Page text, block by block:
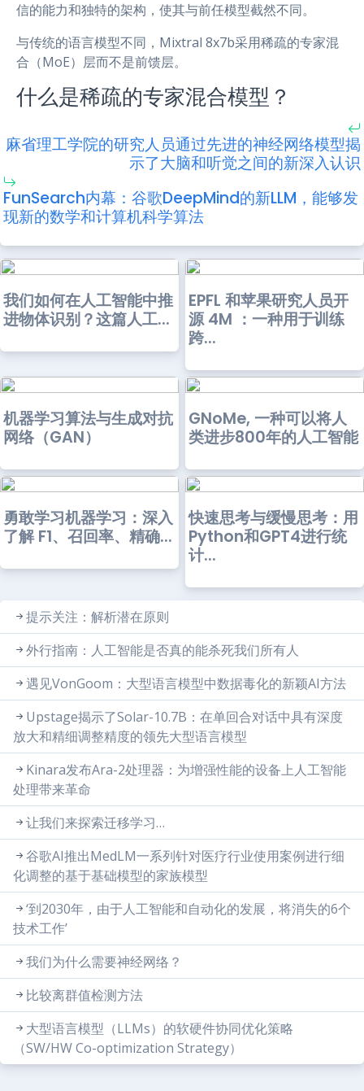
信的能力和独特的架构，使其与前任模型截然不同。
与传统的语言模型不同，Mixtral 8x7b采用稀疏的专家混
合（MoE）层而不是前馈层。
什么是稀疏的专家混合模型？
麻省理工学院的研究人员通过先进的神经网络模型揭
示了大脑和听觉之间的新深入认识
FunSearch内幕：谷歌DeepMind的新LLM，能够发
现新的数学和计算机科学算法
我们如何在人工智能中推
进物体识别？这篇人工...
EPFL 和苹果研究人员开
源 4M ：一种用于训练
跨...
机器学习算法与生成对抗
网络（GAN）
GNoMe, 一种可以将人
类进步800年的人工智能
勇敢学习机器学习：深入
了解 F1、召回率、精确...
快速思考与缓慢思考：用
Python和GPT4进行统
计...
提示关注：解析潜在原则
外行指南：人工智能是否真的能杀死我们所有人
遇见VonGoom：大型语言模型中数据毒化的新颖AI方法
Upstage揭示了Solar-10.7B：在单回合对话中具有深度
放大和精细调整精度的领先大型语言模型
Kinara发布Ara-2处理器：为增强性能的设备上人工智能
处理带来革命
让我们来探索迁移学习…
谷歌AI推出MedLM一系列针对医疗行业使用案例进行细
化调整的基于基础模型的家族模型
‘到2030年，由于人工智能和自动化的发展，将消失的6个
技术工作’
我们为什么需要神经网络？
比较离群值检测方法
大型语言模型（LLMs）的软硬件协同优化策略
（SW/HW Co-optimization Strategy）